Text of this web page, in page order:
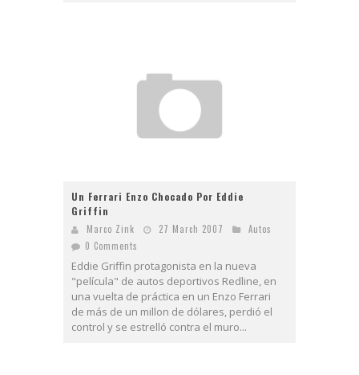
Un Ferrari Enzo Chocado Por Eddie
Griffin
Marco Zink 27 March 2007
Autos
0 Comments
Eddie Griffin protagonista en la nueva
"película" de autos deportivos Redline, en
una vuelta de práctica en un Enzo Ferrari
de más de un millon de dólares, perdió el
control y se estrelló contra el muro...